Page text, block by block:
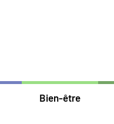
Bien-être